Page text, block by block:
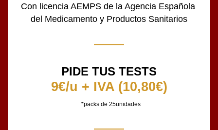
Con licencia AEMPS de la Agencia Española
del Medicamento y Productos Sanitarios
PIDE TUS TESTS
9€/u + IVA (10,80€)
*packs de 25unidades